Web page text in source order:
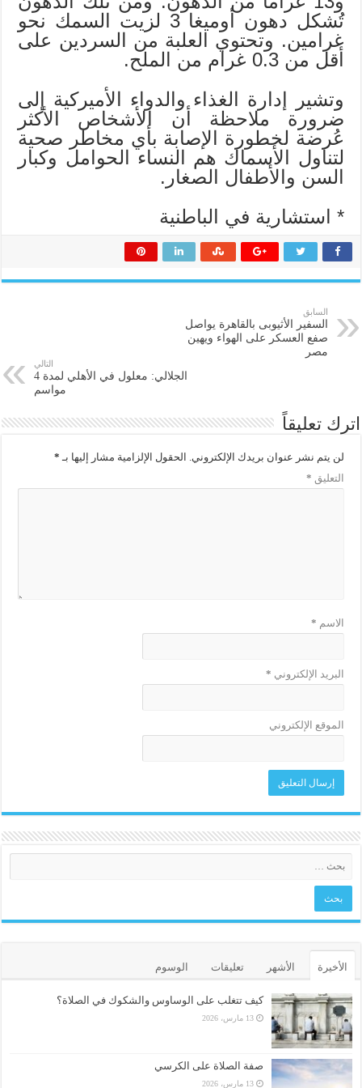
تُشكل دهون أوميغا 3 لزيت السمك نحو
غرامين. وتحتوي العلبة من السردين على
أقل من 0.3 غرام من الملح.
وتشير إدارة الغذاء والدواء الأميركية إلى
ضرورة ملاحظة أن الأشخاص الأكثر
عُرضة لخطورة الإصابة بأي مخاطر صحية
لتناول الأسماك هم النساء الحوامل وكبار
السن والأطفال الصغار.
* استشارية في الباطنية
السابق
السفير الأثيوبى بالقاهرة يواصل
صفع العسكر على الهواء ويهين
مصر
التالي
الجلالي: معلول في الأهلي لمدة 4
مواسم
اترك تعليقاً
لن يتم نشر عنوان بريدك الإلكتروني. الحقول الإلزامية مشار إليها بـ *
التعليق *
الاسم *
البريد الإلكتروني *
الموقع الإلكتروني
الأخيرة الأشهر تعليقات الوسوم
كيف تتغلب على الوساوس والشكوك في الصلاة؟
13 مارس، 2026
صفة الصلاة على الكرسي
13 مارس، 2026